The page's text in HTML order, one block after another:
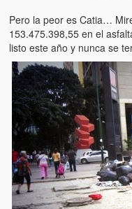
poder hasta el 31 de
Víctimas inocentes de
1992
¡¡¡Miserable traidor,
your country!!!)
Fotos
Versos
Cuentos
Pero la peor es Catia…
153.475.398,55 en el
listo este año y nunca se